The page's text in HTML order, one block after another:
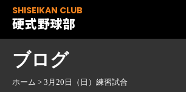
SHISEIKAN CLUB
硬式野球部
ブログ
ホーム > 3月20日（日）練習試合